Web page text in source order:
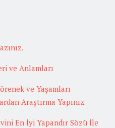
ve Anlamları
ve Yaşamları
Araştırma Yapınız.
En İyi Yapandır Sözü İle